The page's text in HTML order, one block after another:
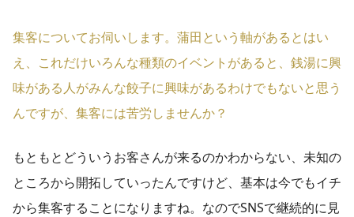
集客についてお伺いします。蒲田という軸があるとはい
え、これだけいろんな種類のイベントがあると、銭湯に興
味がある人がみんな餃子に興味があるわけでもないと思う
んですが、集客には苦労しませんか？
もともとどういうお客さんが来るのかわからない、未知の
ところから開拓していったんですけど、基本は今でもイチ
から集客することになりますね。なのでSNSで継続的に見